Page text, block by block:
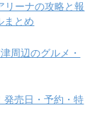
リーナの攻略と報
まとめ
周辺のグルメ・
発売日・予約・特